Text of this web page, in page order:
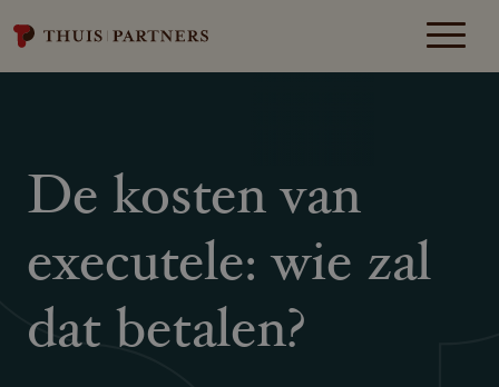
De kosten van
executele: wie zal
dat betalen?